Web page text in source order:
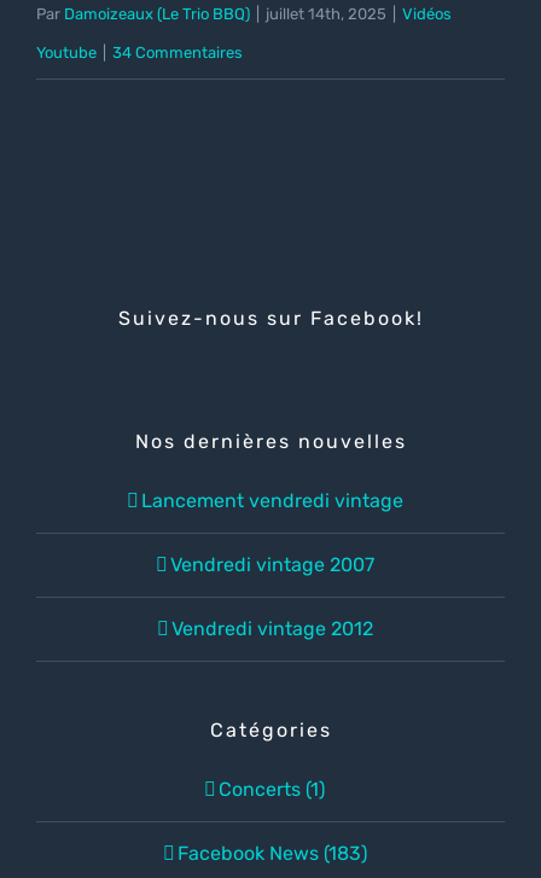
Par Damoizeaux (Le Trio BBQ) juillet 14th, 2025 Vidéos
Youtube 34 Commentaires
Suivez-nous sur Facebook!
Nos dernières nouvelles
Lancement vendredi vintage
Vendredi vintage 2007
Vendredi vintage 2012
Catégories
Concerts (1)
Facebook News (183)